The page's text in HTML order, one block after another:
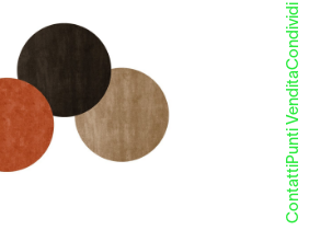
Condividi
Punti Vendita
Contatti